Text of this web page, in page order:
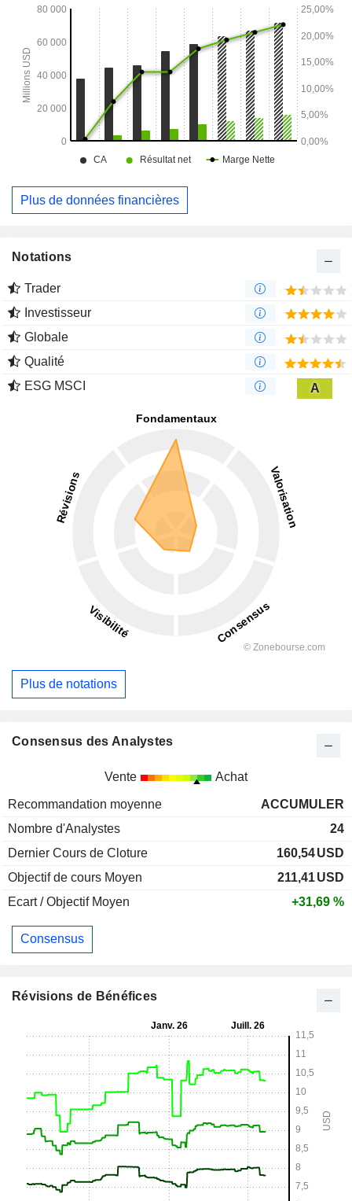
Plus de données financières
Notations
Trader
Investisseur
Globale
Qualité
ESG MSCI
A
Plus de notations
Consensus des Analystes
Vente Achat
Recommandation moyenne
ACCUMULER
Nombre d'Analystes
24
Dernier Cours de Cloture
160,54USD
Objectif de cours Moyen
211,41USD
Ecart / Objectif Moyen
+31,69 %
Consensus
Révisions de Bénéfices